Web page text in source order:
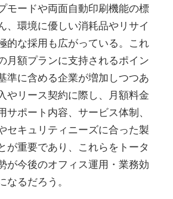
モードや両面自動印刷機能の標
、環境に優しい消耗品やリサイ
的な採用も広がっている。これ
月額プランに支持されるポイン
準に含める企業が増加しつつあ
やリース契約に際し、月額料金
サポート内容、サービス体制、
セキュリティニーズに合った製
が重要であり、これらをトータ
が今後のオフィス運用・業務効
るだろう。